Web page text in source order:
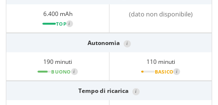
6.400 mAh
TOP i
(dato non disponibile)
Autonomia i
190 minuti
BUONO i
110 minuti
BASICO i
Tempo di ricarica i